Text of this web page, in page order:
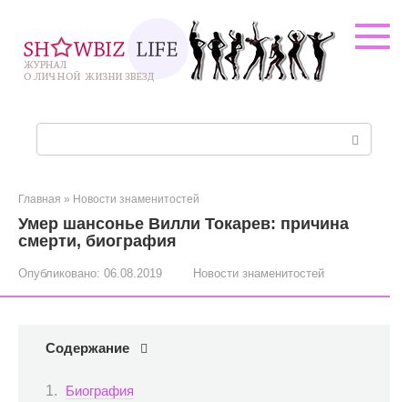
контенту
Главная » Новости знаменитостей
Умер шансонье Вилли Токарев: причина
смерти, биография
Опубликовано: 06.08.2019 Новости знаменитостей
Содержание
Биография